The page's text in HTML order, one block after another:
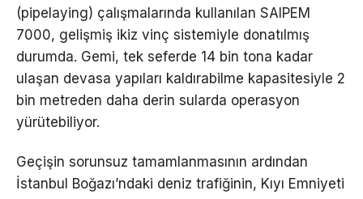
(pipelaying) çalışmalarında kullanılan SAIPEM
7000, gelişmiş ikiz vinç sistemiyle donatılmış
durumda. Gemi, tek seferde 14 bin tona kadar
ulaşan devasa yapıları kaldırabilme kapasitesiyle 2
bin metreden daha derin sularda operasyon
yürütebiliyor.
Geçişin sorunsuz tamamlanmasının ardından
İstanbul Boğazı’ndaki deniz trafiğinin, Kıyı Emniyeti